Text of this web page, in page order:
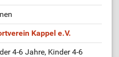
Kappel e.V.
4-6 Jahre, Kinder 4-6